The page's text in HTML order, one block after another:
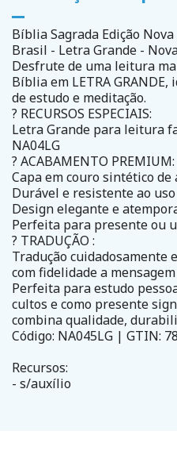
Bíblia Sagrada Edição
Brasil - Letra Grande -
Desfrute de uma leitura
Bíblia em LETRA
de estudo e meditação.
? RECURSOS ESPECIAIS:
Letra Grande para leitura
NA04LG
? ACABAMENTO PREMIUM:
Capa em couro sintético
Durável e resistente ao
Design elegante e
Perfeita para presente ou
? TRADUÇÃO :
Tradução
com fidelidade a
Perfeita para estudo
cultos e como presente
combina qualidade,
Código: NA045LG | GTIN:
Recursos:
- s/auxílio